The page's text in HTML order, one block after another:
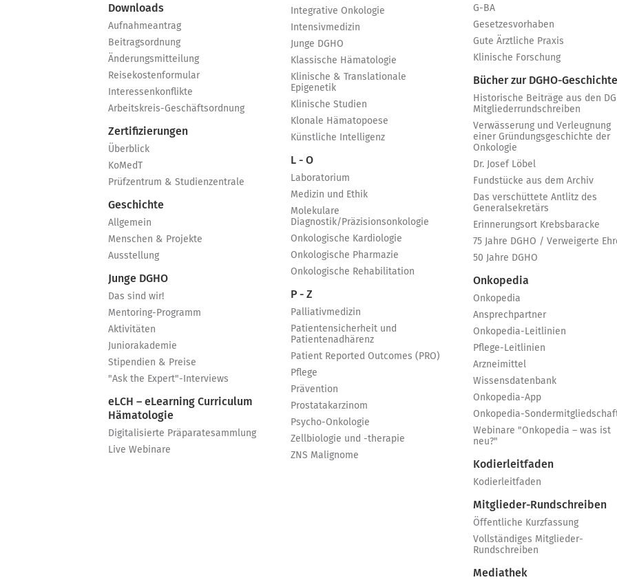
Downloads
Aufnahmeantrag
Beitragsordnung
Änderungsmitteilung
Reisekostenformular
Interessenkonflikte
Arbeitskreis-Geschäftsordnung
Zertifizierungen
Überblick
KoMedT
Prüfzentrum & Studienzentrale
Geschichte
Allgemein
Menschen & Projekte
Ausstellung
Junge DGHO
Das sind wir!
Mentoring-Programm
Aktivitäten
Juniorakademie
Stipendien & Preise
"Ask the Expert"-Interviews
eLCH – eLearning Curriculum
Hämatologie
Digitalisierte Präparatesammlung
Live Webinare
Integrative Onkologie
Intensivmedizin
Junge DGHO
Klassische Hämatologie
Klinische & Translationale
Epigenetik
Klinische Studien
Klonale Hämatopoese
Künstliche Intelligenz
L - O
Laboratorium
Medizin und Ethik
Molekulare
Diagnostik/Präzisionsonkologie
Onkologische Kardiologie
Onkologische Pharmazie
Onkologische Rehabilitation
P - Z
Palliativmedizin
Patientensicherheit und
Patientenadhärenz
Patient Reported Outcomes (PRO)
Pflege
Prävention
Prostatakarzinom
Psycho-Onkologie
Zellbiologie und -therapie
ZNS Malignome
G-BA
Gesetzesvorhaben
Gute Ärztliche Praxis
Klinische Forschung
Bücher zur DGHO-Geschichte
Historische Beiträge aus den
Mitgliederrundschreiben
Verwässerung und Verleugnung
einer Gründungsgeschichte der
Onkologie
Dr. Josef Löbel
Fundstücke aus dem Archiv
Das verschüttete Antlitz des
Generalsekretärs
Erinnerungsort Krebsbaracke
75 Jahre DGHO / Verweigerte
50 Jahre DGHO
Onkopedia
Onkopedia
Ansprechpartner
Onkopedia-Leitlinien
Pflege-Leitlinien
Arzneimittel
Wissensdatenbank
Onkopedia-App
Onkopedia-
Webinare "Onkopedia – was ist
neu?"
Kodierleitfaden
Kodierleitfaden
Mitglieder-Rundschreiben
Öffentliche Kurzfassung
Vollständiges Mitglieder-
Rundschreiben
Mediathek